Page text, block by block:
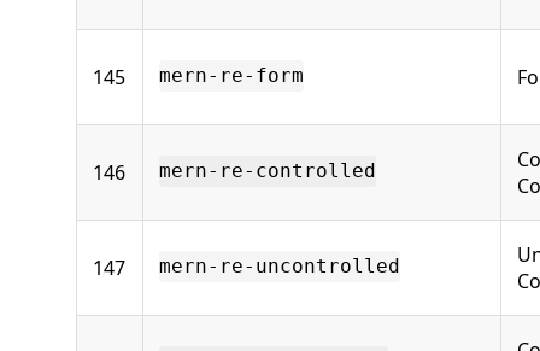
145 mern-re-form
146 mern-re-controlled
147 mern-re-uncontrolled